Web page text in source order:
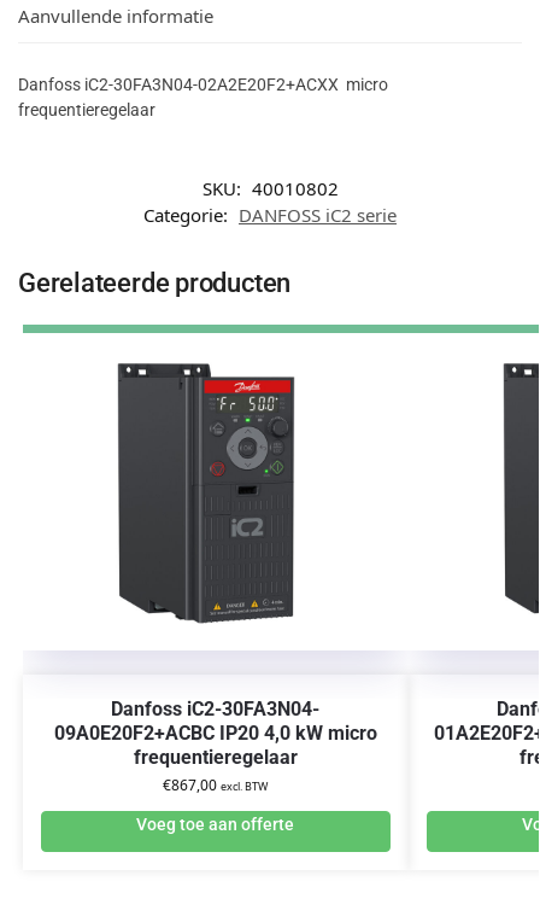
Aanvullende informatie
Danfoss iC2-30FA3N04-02A2E20F2+ACXX micro
frequentieregelaar
SKU: 40010802
Categorie: DANFOSS iC2 serie
Gerelateerde producten
Danfoss iC2-30FA3N04-
09A0E20F2+ACBC IP20 4,0 kW micro
frequentieregelaar
€867,00 excl. BTW
Voeg toe aan offerte